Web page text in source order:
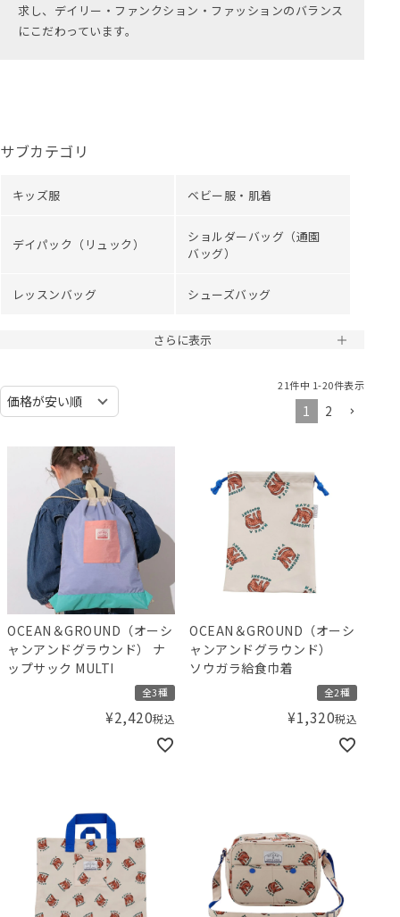
求し、デイリー・ファンクション・ファッションのバランス
にこだわっています。
サブカテゴリ
キッズ服 ベビー服・肌着
デイパック（リュック）
ショルダーバッグ（通園
バッグ）
レッスンバッグ シューズバッグ
さらに表示
21件中 1-20件表示
1 2
OCEAN＆GROUND（オーシ
ャンアンドグラウンド） ナ
ップサック MULTI
全3種
¥2,420税込
OCEAN＆GROUND（オーシ
ャンアンドグラウンド）
ソウガラ給食巾着
全2種
¥1,320税込